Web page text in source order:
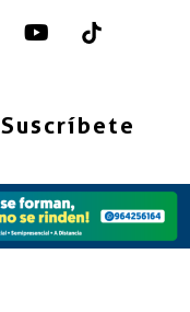
Suscríbete